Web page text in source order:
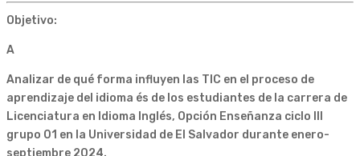
Objetivo:
A
Analizar de qué forma influyen las TIC en el proceso de
aprendizaje del idioma és de los estudiantes de la carrera de
Licenciatura en Idioma Inglés, Opción Enseñanza ciclo III
grupo 01 en la Universidad de El Salvador durante enero-
septiembre 2024.